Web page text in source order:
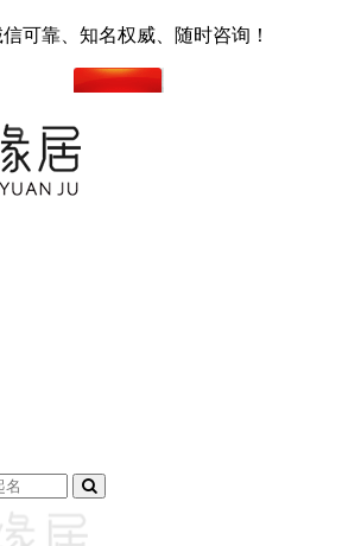
可靠、知名权威、随时咨询！